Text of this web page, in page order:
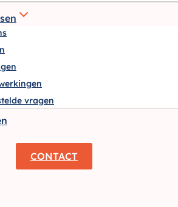
vragen
CONTACT